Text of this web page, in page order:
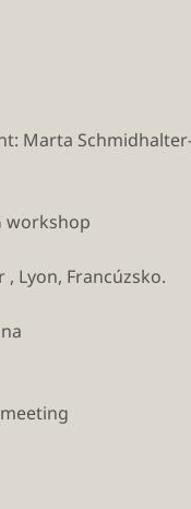
Marta
workshop
, Lyon, Francúzsko.